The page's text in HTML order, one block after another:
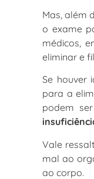
Mas, além
o exame
médicos,
eliminar e
Se houver
para a
podem
Vale
mal ao
ao corpo.